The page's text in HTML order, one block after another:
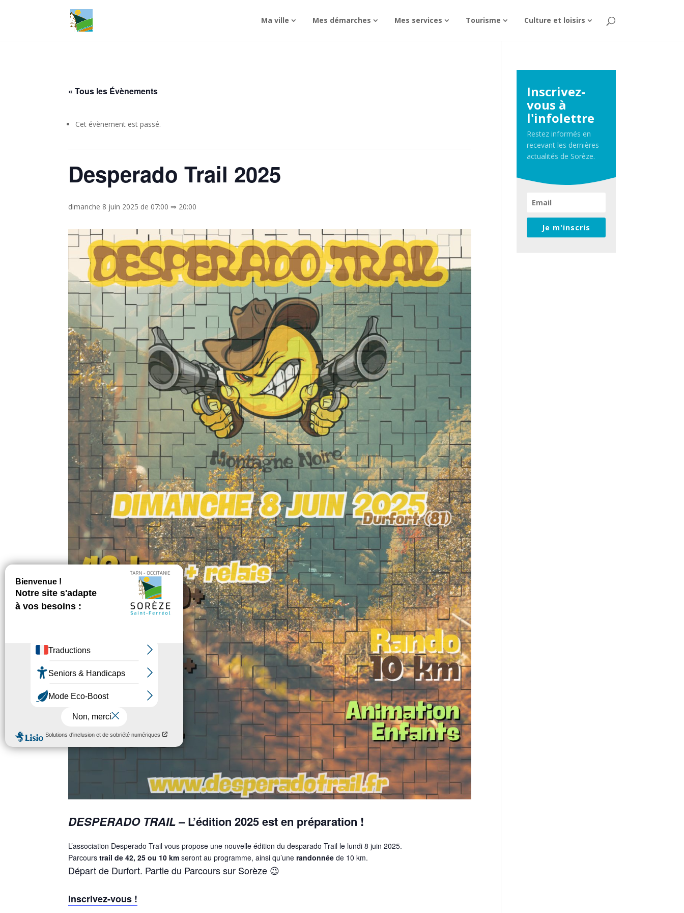
Ma ville Mes démarches Mes services Tourisme Culture et loisirs
« Tous les Évènements
Cet évènement est passé.
Desperado Trail 2025
dimanche 8 juin 2025 de 07:00 ⇒ 20:00
DESPERADO TRAIL –L’édition 2025 est en préparation !
L’association Desperado Trail vous propose une nouvelle édition du desparado Trail le lundi 8 juin 2025.
Parcourstrail de 42, 25 ou 10 km seront au programme, ainsi qu’unerandonnée de 10 km.
Départ de Durfort. Partie du Parcours sur Sorèze 😉
Inscrivez-vous !
Inscrivez-
vous à
l'infolettre
Restez informés en
recevant les dernières
actualités de Sorèze.
Je m'inscris